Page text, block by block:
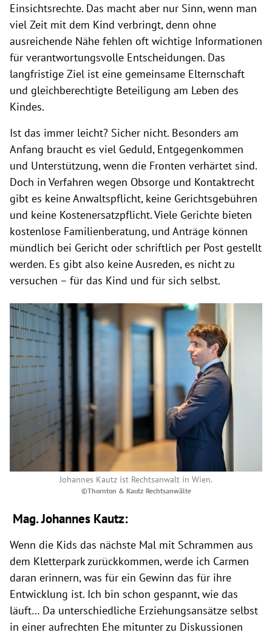
Einsichtsrechte. Das macht aber nur Sinn, wenn man
viel Zeit mit dem Kind verbringt, denn ohne
ausreichende Nähe fehlen oft wichtige Informationen
für verantwortungsvolle Entscheidungen. Das
langfristige Ziel ist eine gemeinsame Elternschaft
und gleichberechtigte Beteiligung am Leben des
Kindes.
Ist das immer leicht? Sicher nicht. Besonders am
Anfang braucht es viel Geduld, Entgegenkommen
und Unterstützung, wenn die Fronten verhärtet sind.
Doch in Verfahren wegen Obsorge und Kontaktrecht
gibt es keine Anwaltspflicht, keine Gerichtsgebühren
und keine Kostenersatzpflicht. Viele Gerichte bieten
kostenlose Familienberatung, und Anträge können
mündlich bei Gericht oder schriftlich per Post gestellt
werden. Es gibt also keine Ausreden, es nicht zu
versuchen – für das Kind und für sich selbst.
Johannes Kautz ist Rechtsanwalt in Wien.
©Thornton & Kautz Rechtsanwälte
Mag. Johannes Kautz:
Wenn die Kids das nächste Mal mit Schrammen aus
dem Kletterpark zurückkommen, werde ich Carmen
daran erinnern, was für ein Gewinn das für ihre
Entwicklung ist. Ich bin schon gespannt, wie das
läuft… Da unterschiedliche Erziehungsansätze selbst
in einer aufrechten Ehe mitunter zu Diskussionen